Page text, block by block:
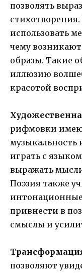
позволять
использовать
чему
образы. Такие
иллюзию
красотой
рифмовки
музыкальность
играть с
выражать
Поэзия также
интонационные
привнести в
смыслы и
позволяют